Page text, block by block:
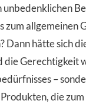
allgemeinen
Dann hätte sich
Gerechtigkeit
–
die